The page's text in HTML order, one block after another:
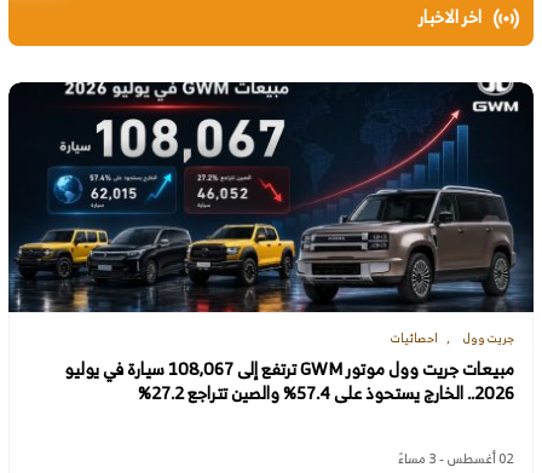
اخر الاخبار
جريت وول احصائيات
مبيعات جريت وول موتور GWM ترتفع إلى 108,067 سيارة في يوليو
2026.. الخارج يستحوذ على 57.4% والصين تتراجع 27.2%
02 أغسطس - 3 مساءً